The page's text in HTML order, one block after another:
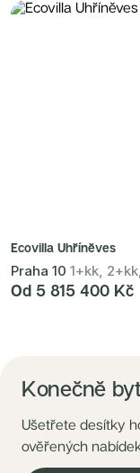
Ecovilla Uhříněves
Praha 10 1+kk,
Od 5 815 400 Kč
Konečně
Ušetřete desítky
ověřených